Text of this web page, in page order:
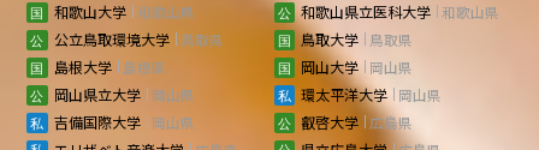
和歌山大学
和歌山県 和歌山県立医科大学 和歌山県
公立鳥取環境大学
鳥取県 鳥取大学 鳥取県
島根大学
島根県 岡山大学 岡山県
岡山県立大学
岡山県 環太平洋大学 岡山県
吉備国際大学
岡山県 叡啓大学 広島県